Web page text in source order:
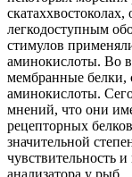
легкодоступным
стимулов
аминокислоты. Во
мембранные белки,
аминокислоты.
мнений, что они
рецепторных
значительной
чувствительность
анализатора у рыб.